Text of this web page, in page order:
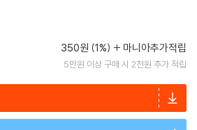
350원 (1%) 마니아추가적립
5만원 이상 구매 시 2천원 추가 적립